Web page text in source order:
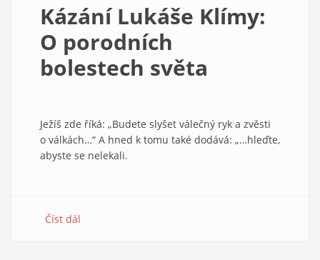
prázdným
i
když
bude
Kázání Lukáše Klímy:
O porodních
bolestech světa
Ježíš zde říká: „Budete slyšet válečný ryk a zvěsti
o válkách…“ A hned k tomu také dodává: „…hleďte,
abyste se nelekali.
Číst dál